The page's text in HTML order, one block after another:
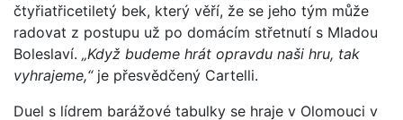
čtyřiatřicetiletý bek, který věří, že se jeho tým může
radovat z postupu už po domácím střetnutí s Mladou
Boleslaví. „Když budeme hrát opravdu naši hru, tak
vyhrajeme,“je přesvědčený Cartelli.
Duel s lídrem barážové tabulky se hraje v Olomouci v